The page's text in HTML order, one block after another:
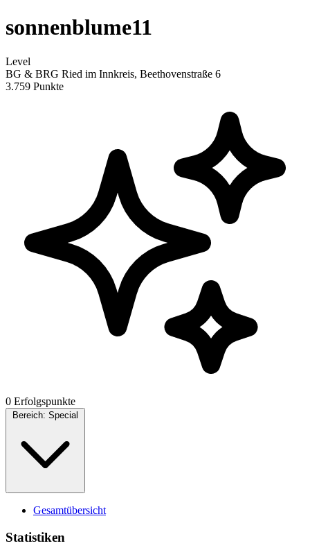
sonnenblume11
Level
BG & BRG Ried im Innkreis, Beethovenstraße 6
3.759 Punkte
0 Erfolgspunkte
Bereich: Special
Gesamtübersicht
Statistiken